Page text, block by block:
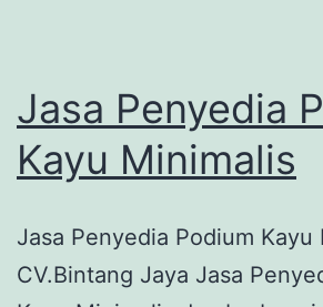
Jasa Penyedia
Kayu Minimalis
Jasa Penyedia Podium Kayu
CV.Bintang Jaya Jasa